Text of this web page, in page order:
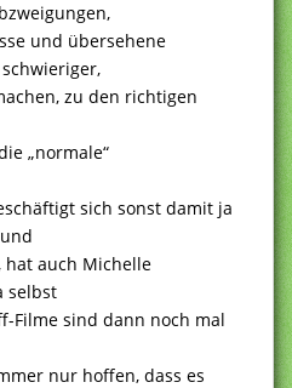
und übersehene
zu den richtigen
„normale“
sich sonst damit ja
hat auch Michelle
selbst
Filme sind dann noch mal
nur hoffen, dass es